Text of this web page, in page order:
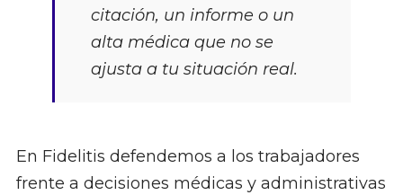
citación, un informe o un
alta médica que no se
ajusta a tu situación real.
En Fidelitis defendemos a los trabajadores
frente a decisiones médicas y administrativas